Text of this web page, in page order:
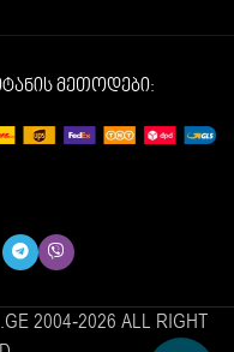
მეთოდები:
2004-2026 ALL RIGHT